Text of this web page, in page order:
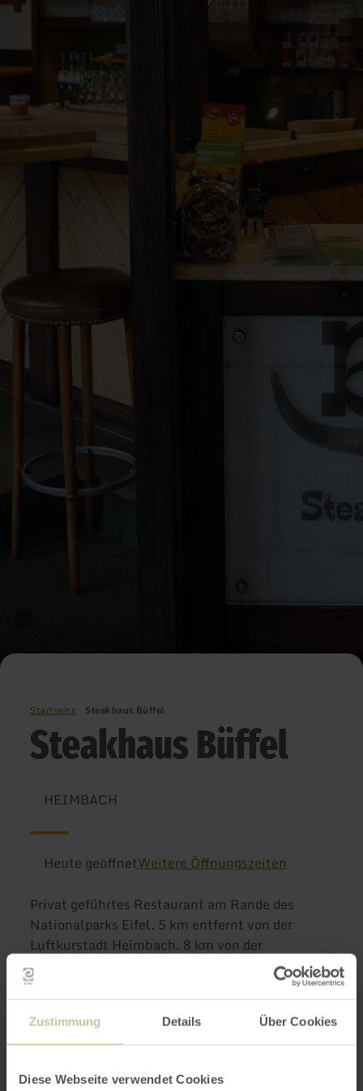
Zustimmung Details Über Cookies
Diese Webseite verwendet Cookies
Startseite Steakhaus Büffel
Steakhaus Büffel
HEIMBACH
Heute geöffnetWeitere Öffnungszeiten
Privat geführtes Restaurant am Rande des
Nationalparks Eifel. 5 km entfernt von der
Luftkurstadt Heimbach. 8 km von der
Rurtalsperre, eingebettet in eine herrliche
Natur mit vielen Wanderzielen.
Weitere Infos